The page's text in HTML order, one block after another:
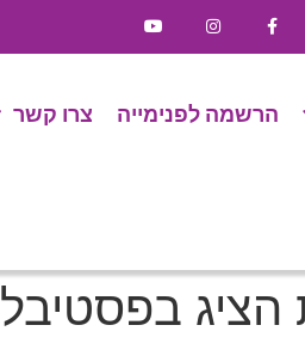
הרשמה לפנימייה צרו קשר
בפסטיבל